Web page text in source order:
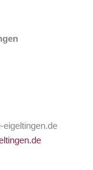
eigeltingen.de